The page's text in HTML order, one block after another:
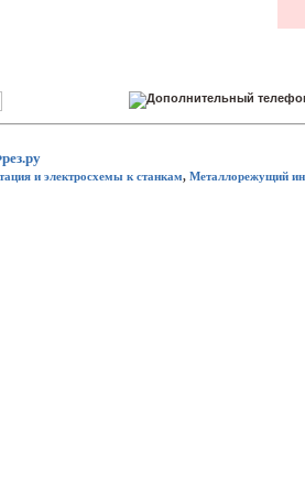
и электросхемы к станкам, Металлорежущий